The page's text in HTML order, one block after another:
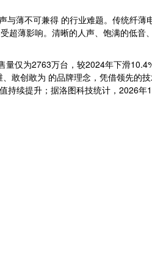
薄不可兼得 的行业难题。传统纤薄
超薄影响。清晰的人声、饱满的低音
仅为2763万台，较2024年下滑
敢创敢为 的品牌理念，凭借领先的
续提升；据洛图科技统计，2026年